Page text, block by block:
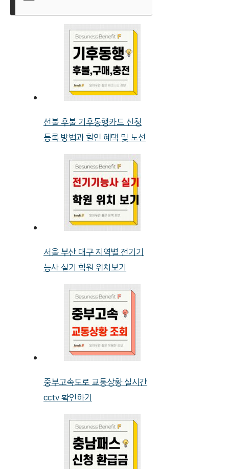
선불 후불 기후동행카드 신청
등록 방법과 할인 혜택 및 노선
서울 부산 대구 지역별 전기기
능사 실기 학원 위치보기
중부고속도로 교통상황 실시간
cctv 확인하기